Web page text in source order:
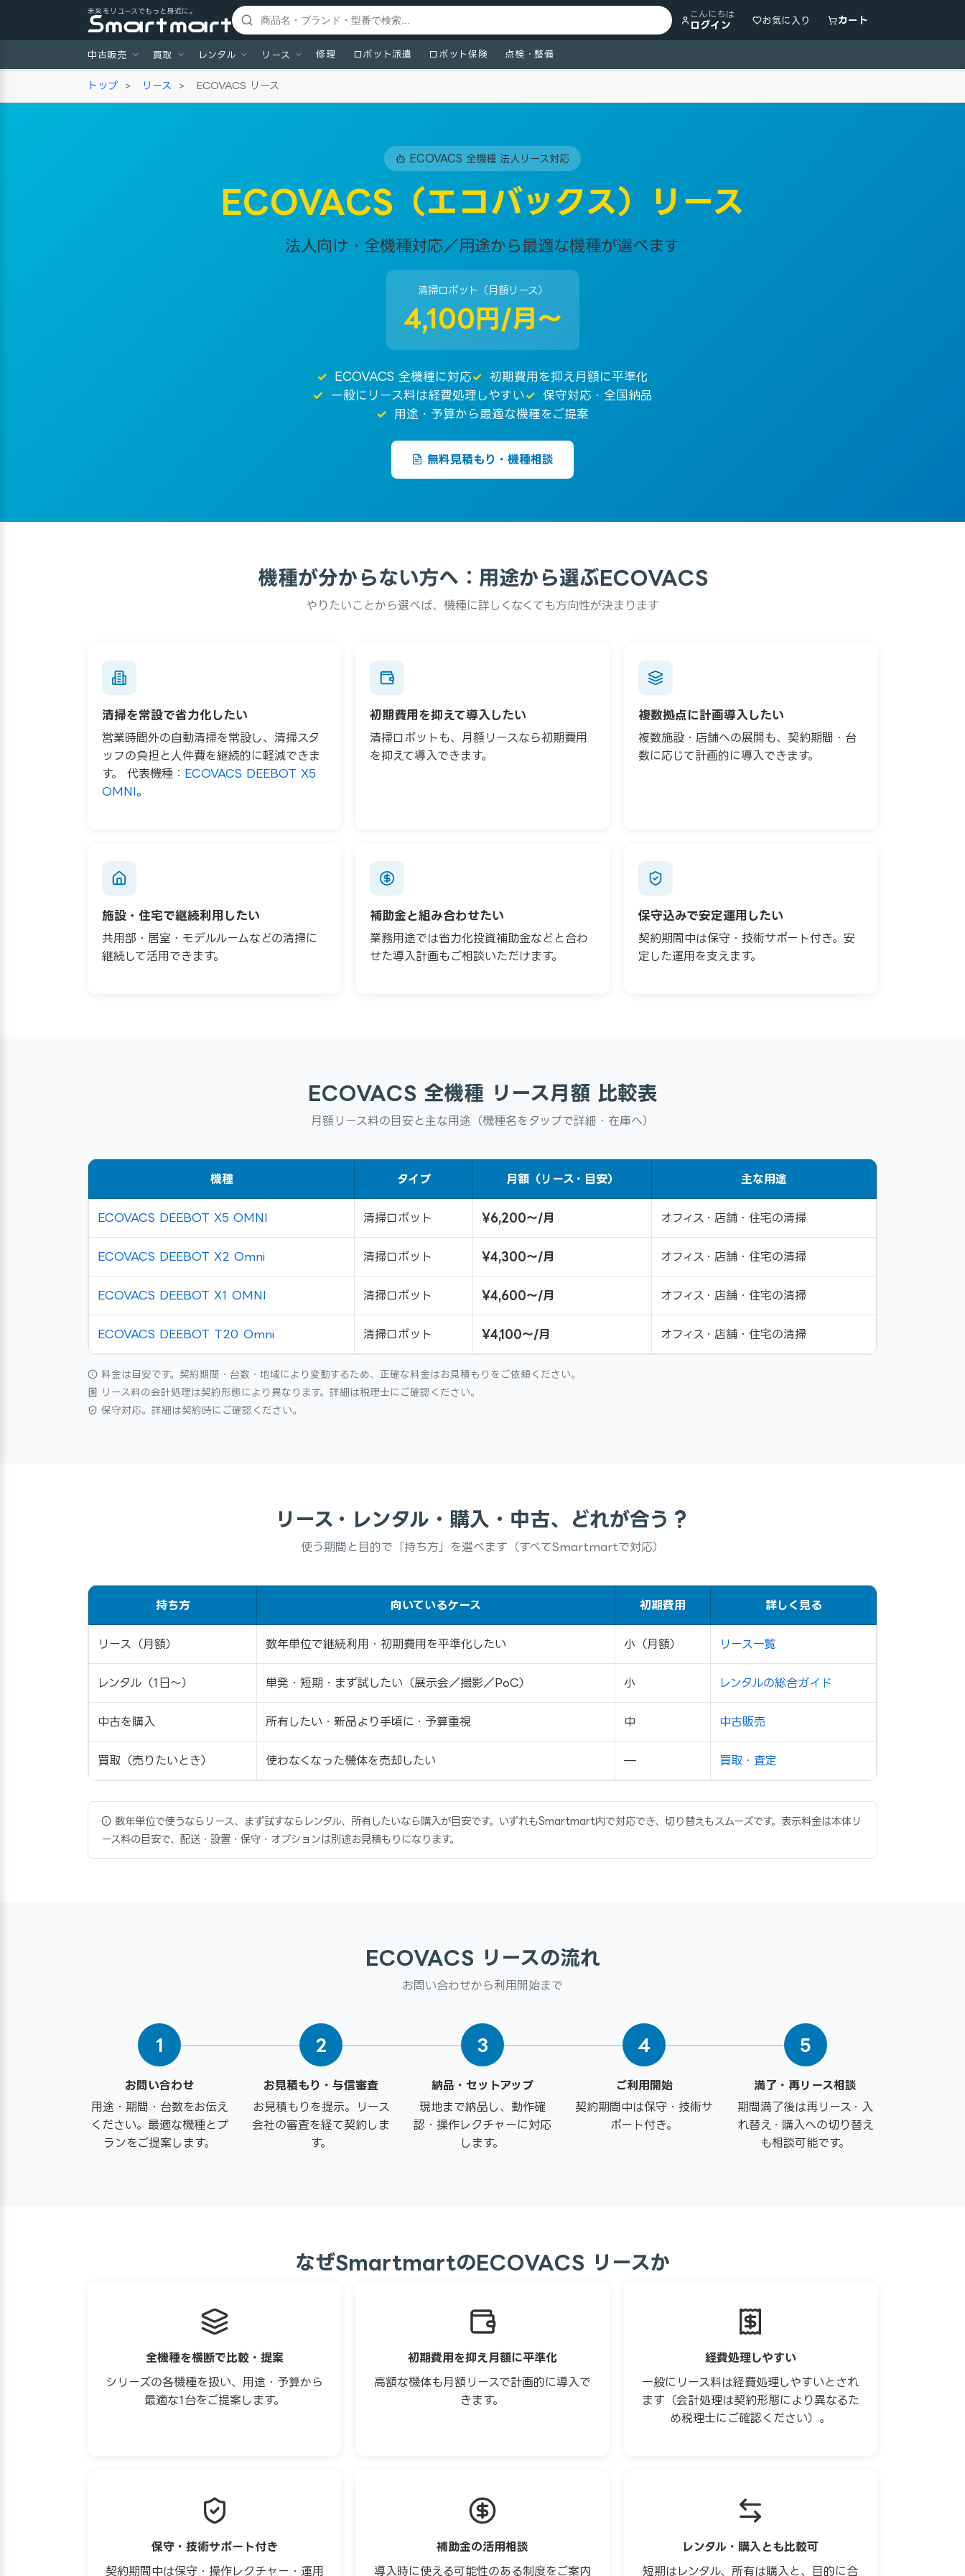
未来をリユースでもっと身近に。 こんにちは
ログイン お気に入り カート
中古販売 買取 レンタル リース 修理 ロボット派遣 ロボット保険 点検・整備
トップ > リース > ECOVACS リース
ECOVACS 全機種 法人リース対応
ECOVACS（エコバックス）リース
法人向け・全機種対応／用途から最適な機種が選べます
清掃ロボット（月額リース）
4,100円/月〜
ECOVACS 全機種に対応
初期費用を抑え月額に平準化
一般にリース料は経費処理しやすい
保守対応・全国納品
用途・予算から最適な機種をご提案
無料見積もり・機種相談
機種が分からない方へ：用途から選ぶECOVACS
やりたいことから選べば、機種に詳しくなくても方向性が決まります
清掃を常設で省力化したい
営業時間外の自動清掃を常設し、清掃スタ
ッフの負担と人件費を継続的に軽減できま
す。 代表機種： ECOVACS DEEBOT X5
OMNI。
初期費用を抑えて導入したい
清掃ロボットも、月額リースなら初期費用
を抑えて導入できます。
複数拠点に計画導入したい
複数施設・店舗への展開も、契約期間・台
数に応じて計画的に導入できます。
施設・住宅で継続利用したい
共用部・居室・モデルルームなどの清掃に
継続して活用できます。
補助金と組み合わせたい
業務用途では省力化投資補助金などと合わ
せた導入計画もご相談いただけます。
保守込みで安定運用したい
契約期間中は保守・技術サポート付き。安
定した運用を支えます。
ECOVACS 全機種 リース月額 比較表
月額リース料の目安と主な用途（機種名をタップで詳細・在庫へ）
機種 タイプ 月額（リース・目安） 主な用途
ECOVACS DEEBOT X5 OMNI 清掃ロボット ¥6,200〜/月 オフィス・店舗・住宅の清掃
ECOVACS DEEBOT X2 Omni 清掃ロボット ¥4,300〜/月 オフィス・店舗・住宅の清掃
ECOVACS DEEBOT X1 OMNI 清掃ロボット ¥4,600〜/月 オフィス・店舗・住宅の清掃
ECOVACS DEEBOT T20 Omni 清掃ロボット ¥4,100〜/月 オフィス・店舗・住宅の清掃
料金は目安です。契約期間・台数・地域により変動するため、正確な料金はお見積もりをご依頼ください。
リース料の会計処理は契約形態により異なります。詳細は税理士にご確認ください。
保守対応。詳細は契約時にご確認ください。
リース・レンタル・購入・中古、どれが合う？
使う期間と目的で「持ち方」を選べます（すべてSmartmartで対応）
持ち方 向いているケース 初期費用 詳しく見る
リース（月額） 数年単位で継続利用・初期費用を平準化したい 小（月額） リース一覧
レンタル（1日〜） 単発・短期・まず試したい（展示会／撮影／PoC） 小 レンタルの総合ガイド
中古を購入 所有したい・新品より手頃に・予算重視 中 中古販売
買取（売りたいとき） 使わなくなった機体を売却したい — 買取・査定
数年単位で使うならリース、まず試すならレンタル、所有したいなら購入が目安です。いずれもSmartmart内で対応でき、切り替えもスムーズです。表示料金は本体リ
ース料の目安で、配送・設置・保守・オプションは別途お見積もりになります。
ECOVACS リースの流れ
お問い合わせから利用開始まで
1
お問い合わせ
用途・期間・台数をお伝え
ください。最適な機種とプ
ランをご提案します。
2
お見積もり・与信審査
お見積もりを提示。リース
会社の審査を経て契約しま
す。
3
納品・セットアップ
現地まで納品し、動作確
認・操作レクチャーに対応
します。
4
ご利用開始
契約期間中は保守・技術サ
ポート付き。
5
満了・再リース相談
期間満了後は再リース・入
れ替え・購入への切り替え
も相談可能です。
なぜSmartmartのECOVACS リースか
全機種を横断で比較・提案
シリーズの各機種を扱い、用途・予算から
最適な1台をご提案します。
初期費用を抑え月額に平準化
高額な機体も月額リースで計画的に導入で
きます。
経費処理しやすい
一般にリース料は経費処理しやすいとされ
ます（会計処理は契約形態により異なるた
め税理士にご確認ください）。
保守・技術サポート付き
契約期間中は保守・操作レクチャー・運用
補助金の活用相談
導入時に使える可能性のある制度をご案内
レンタル・購入とも比較可
短期はレンタル、所有は購入と、目的に合